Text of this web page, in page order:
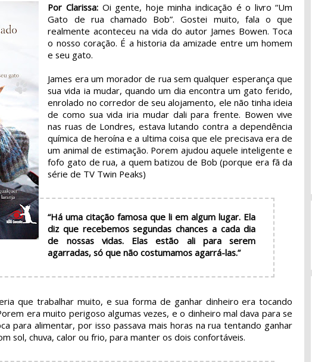
Por Clarissa: Oi gente, hoje minha indicação é o livro “Um
Gato de rua chamado Bob”. Gostei muito, fala o que
realmente aconteceu na vida do autor James Bowen. Toca
o nosso coração. É a historia da amizade entre um homem
e seu gato.
James era um morador de rua sem qualquer esperança que
sua vida ia mudar, quando um dia encontra um gato ferido,
enrolado no corredor de seu alojamento, ele não tinha ideia
de como sua vida iria mudar dali para frente. Bowen vive
nas ruas de Londres, estava lutando contra a dependência
química de heroína e a ultima coisa que ele precisava era de
um animal de estimação. Porem ajudou aquele inteligente e
fofo gato de rua, a quem batizou de Bob (porque era fã da
série de TV Twin Peaks)
“Há uma citação famosa que li em algum lugar. Ela
diz que recebemos segundas chances a cada dia
de nossas vidas. Elas estão ali para serem
agarradas, só que não costumamos agarrá-las.”
que trabalhar muito, e sua forma de ganhar dinheiro era tocando
era muito perigoso algumas vezes, e o dinheiro mal dava para se
para alimentar, por isso passava mais horas na rua tentando ganhar
sol, chuva, calor ou frio, para manter os dois confortáveis.